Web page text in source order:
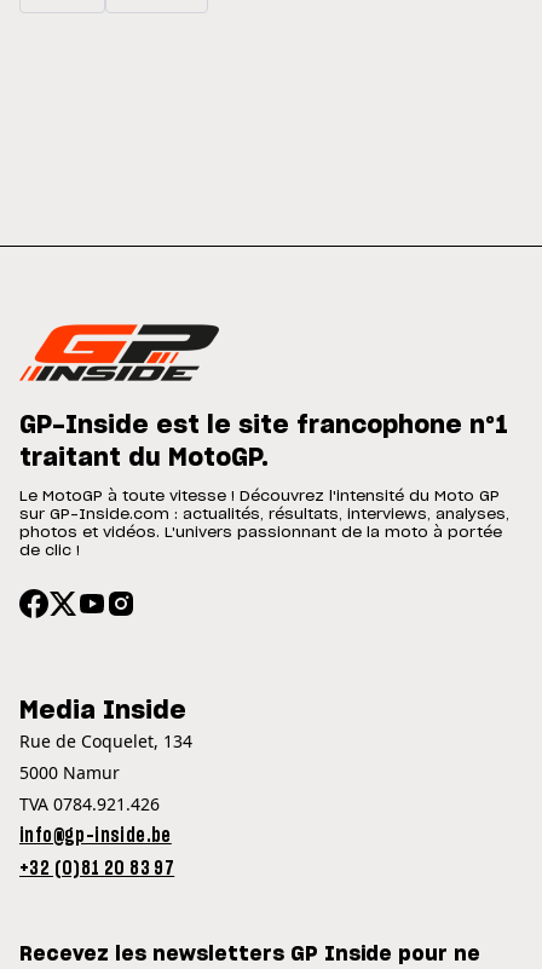
GP-Inside est le site francophone n°1
traitant du MotoGP.
Le MotoGP à toute vitesse ! Découvrez l'intensité du Moto GP
sur GP-Inside.com : actualités, résultats, interviews, analyses,
photos et vidéos. L'univers passionnant de la moto à portée
de clic !
Media Inside
Rue de Coquelet, 134
5000 Namur
TVA 0784.921.426
info@gp-inside.be
+32 (0)81 20 83 97
Recevez les newsletters GP Inside pour ne